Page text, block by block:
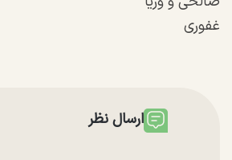
غفوری
ارسال نظر